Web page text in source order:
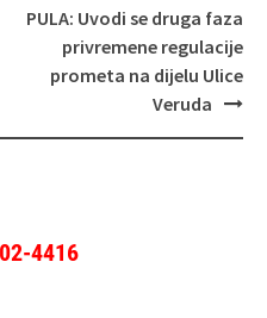
PULA: Uvodi se druga faza
privremene regulacije
prometa na dijelu Ulice
Veruda
4416